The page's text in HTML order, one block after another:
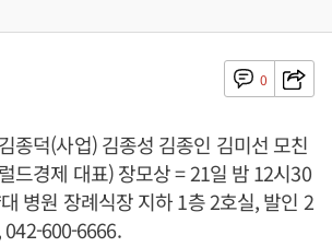
0
종덕(사업) 김종성 김종인 김미선 모친
드경제 대표) 장모상 = 21일 밤 12시30
병원 장례식장 지하 1층 2호실, 발인 2
600-6666.